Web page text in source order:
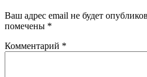
Ваш адрес email не будет
помечены *
Комментарий *